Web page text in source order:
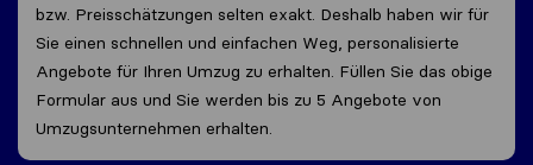
bzw. Preisschätzungen selten exakt. Deshalb haben wir für
Sie einen schnellen und einfachen Weg, personalisierte
Angebote für Ihren Umzug zu erhalten. Füllen Sie das obige
Formular aus und Sie werden bis zu 5 Angebote von
Umzugsunternehmen erhalten.